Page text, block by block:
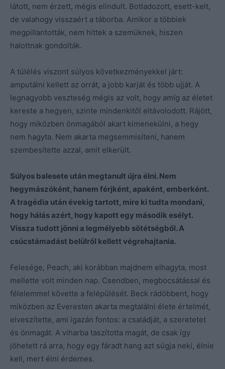
látott, nem érzett, mégis elindult. Botladozott, esett-kelt,
de valahogy visszaért a táborba. Amikor a többiek
megpillantották, nem hittek a szemüknek, hiszen
halottnak gondolták.
A túlélés viszont súlyos következményekkel járt:
amputálni kellett az orrát, a jobb karját és több ujját. A
legnagyobb veszteség mégis az volt, hogy amíg az életet
kereste a hegyen, szinte mindenkitől eltávolodott. Rájött,
hogy miközben önmagából akart kimenekülni, a hegy
nem hagyta. Nem akarta megsemmisíteni, hanem
szembesítette azzal, amit elkerült.
Súlyos balesete után megtanult újra élni. Nem
hegymászóként, hanem férjként, apaként, emberként.
A tragédia után évekig tartott, mire ki tudta mondani,
hogy hálás azért, hogy kapott egy második esélyt.
Vissza tudott jönni a legmélyebb sötétségből. A
csúcstámadást belülről kellett végrehajtania.
Felesége, Peach, aki korábban majdnem elhagyta, most
mellette volt minden nap. Csendben, megbocsátással és
félelemmel követte a felépülését. Beck rádöbbent, hogy
miközben az Everesten akarta megtalálni élete értelmét,
elveszítette, ami igazán fontos: a családját, a szeretetet
és önmagát. A viharba taszította magát, de csak így
jöhetett rá arra, hogy egy fáradt hang azt súgja neki, élnie
kell, mert élni érdemes.